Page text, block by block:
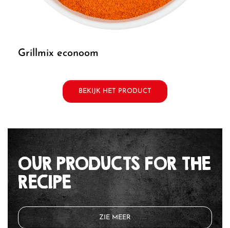
OUR PRODUCTS FOR THE
RECIPE
ZIE MEER
grillmix econoom
BEKIJK HET PRODUCT